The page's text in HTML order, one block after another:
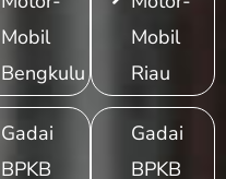
Mobil
Bengkulu
Gadai
BPKB
Mobil
Riau
Gadai
BPKB